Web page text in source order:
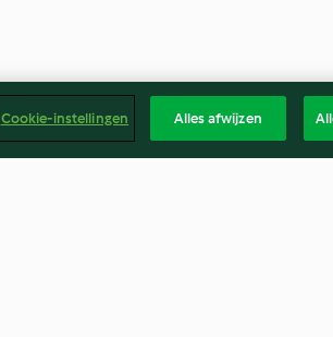
Cookie-instellingen Alles afwijzen